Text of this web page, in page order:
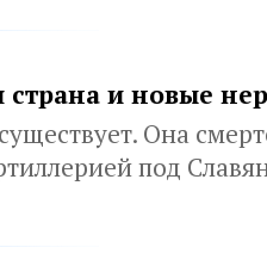
и новые
Она
под